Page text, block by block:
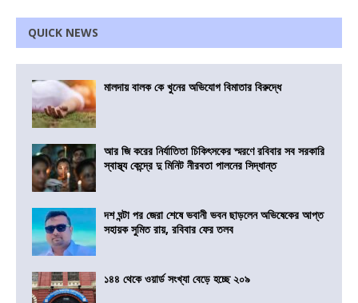
QUICK NEWS
মালদায় বালক কে খুনের অভিযোগ বিমাতার বিরুদ্ধে
আর জি করের নির্যাতিতা চিকিৎসকের স্মরণে রবিবার সব সরকারি
স্বাস্থ্য কেন্দ্রে দু মিনিট নীরবতা পালনের সিদ্ধান্ত
দশ ঘন্টা পর জেরা শেষে ভবানী ভবন ছাড়লেন অভিষেকের আপ্ত
সহায়ক সুমিত রায়, রবিবার ফের তলব
১৪৪ থেকে ওয়ার্ড সংখ্যা বেড়ে হচ্ছে ২০৯